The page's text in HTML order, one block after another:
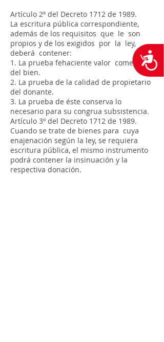
Artículo 2º del Decreto 1712 de 1989.
La escritura pública correspondiente,
además de los requisitos que le son
propios y de los exigidos por la ley,
deberá contener:
1. La prueba fehaciente valor comercial
del bien.
2. La prueba de la calidad de propietario
del donante.
3. La prueba de éste conserva lo
necesario para su congrua subsistencia.
Artículo 3º del Decreto 1712 de 1989.
Cuando se trate de bienes para cuya
enajenación según la ley, se requiera
escritura pública, el mismo instrumento
podrá contener la insinuación y la
respectiva donación.